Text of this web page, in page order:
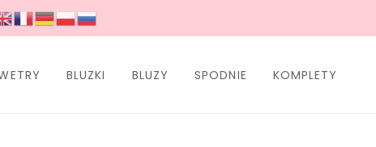
BLUZKI BLUZY SPODNIE KOMPLETY